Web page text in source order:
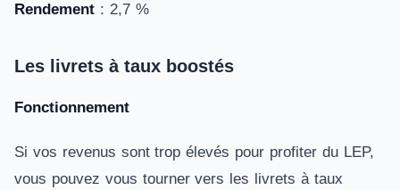
Rendement : 2,7 %
Les livrets à taux boostés
Fonctionnement
Si vos revenus sont trop élevés pour profiter du LEP,
vous pouvez vous tourner vers les livrets à taux